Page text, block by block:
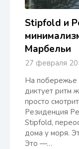
Stipfold и
Марбельи
27 февраля
На побережье
диктует ритм
просто
Резиденция
Stipfold,
дома у моря.
Это —…